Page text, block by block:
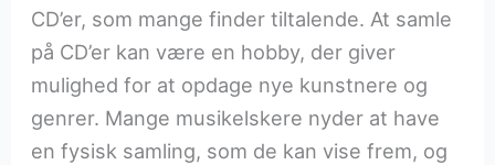
CD’er, som mange finder tiltalende. At samle
på CD’er kan være en hobby, der giver
mulighed for at opdage nye kunstnere og
genrer. Mange musikelskere nyder at have
en fysisk samling, som de kan vise frem, og